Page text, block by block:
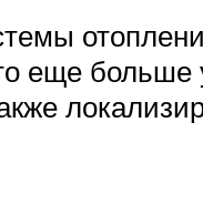
еще больше